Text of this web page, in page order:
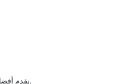
نقدم أفضل النائح وأقتراح الحلول الصحيحة لضمان السلامة وضمان أعلى جودة.